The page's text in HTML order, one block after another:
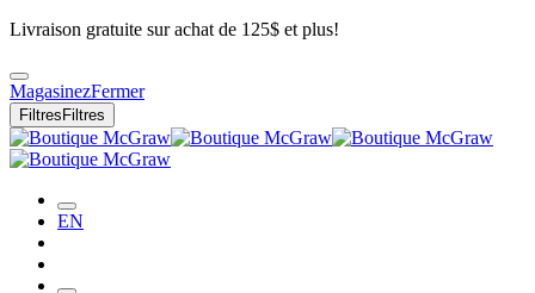
Livraison gratuite sur achat de 125$ et plus!
MagasinezFermer
Filtres Filtres
EN